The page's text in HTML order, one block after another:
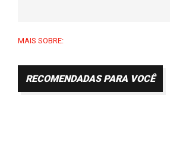
MAIS SOBRE:
RECOMENDADAS PARA VOCÊ